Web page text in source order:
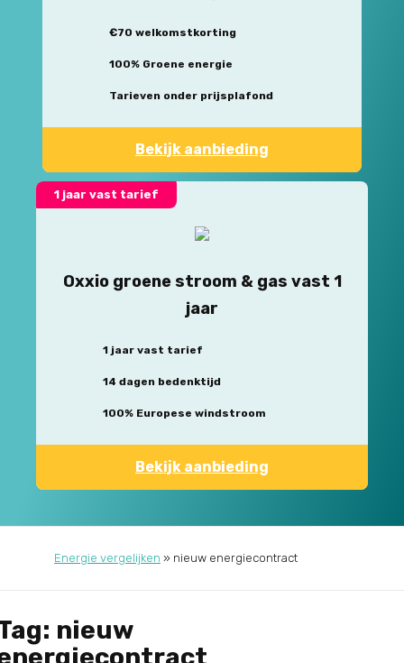
€70 welkomstkorting
100% Groene energie
Tarieven onder prijsplafond
Bekijk aanbieding
1 jaar vast tarief
Oxxio groene stroom & gas vast 1
jaar
1 jaar vast tarief
14 dagen bedenktijd
100% Europese windstroom
Bekijk aanbieding
Energie vergelijken » nieuw energiecontract
nieuw